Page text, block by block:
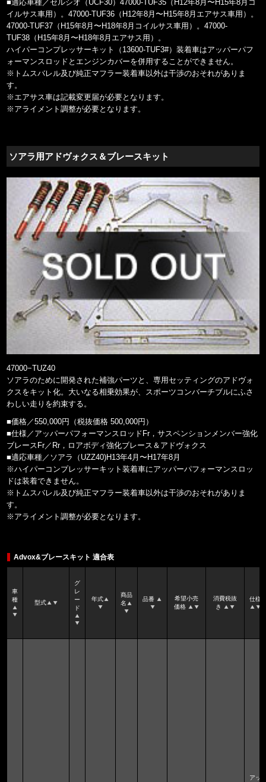
■適応車種／セルシオ（UCF30）47000-TUF35（H12年8月〜H15年8月コ
イルサス車用）。47000-TUF36（H12年8月〜H15年8月エアサス車用）。
47000-TUF37（H15年8月〜H18年8月コイルサス車用）。47000-
TUF38（H15年8月〜H18年8月エアサス用）。
ハイパーコンプレッサーキット（13600-TUF3#）装着車はアッパーパフ
ォーマンスロッドとエンジンカバーを併用することができません。
※トムスバレル及び純正マフラー装着車以外は干渉のおそれがありま
す。
※エアサス車は記載変更届が必要となります。
※アライメント調整が必要となります。
ソアラ用アドヴォクス＆ブレースキット
47000−TUZ40
ソアラのために開発された補強パーツと、専用セッティングのアドヴォ
クスをキット化。大いなる相乗効果が、スポーツコンバーチブルにふさ
わしい走りを約束する。
■価格／550,000円（税抜価格 500,000円）
■仕様／アッパーパフォーマンスロッドFr，サスペンションメンバー強化
ブレースFr／Rr，ロアボディ強化ブレース＆アドヴォクス
■適応車種／ソアラ（UZZ40)H13年4月〜H17年8月
※ハイパーコンプレッサーキット装着車にアッパーパフォーマンスロッ
ドは装着できません。
※トムスバレル及び純正マフラー装着車以外は干渉のおそれがありま
す。
※アライメント調整が必要となります。
Advox&ブレースキット 適合表
車
種
型式
グ
レ
ー
ド
年式
商品
名
品番
希望小売
価格
消費税抜
き
仕様
アッ